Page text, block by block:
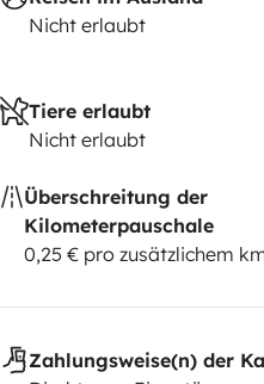
Nicht erlaubt
Tiere erlaubt
Nicht erlaubt
Überschreitung der
Kilometerpauschale
0,25 € pro zusätzlichem
Zahlungsweise(n) der